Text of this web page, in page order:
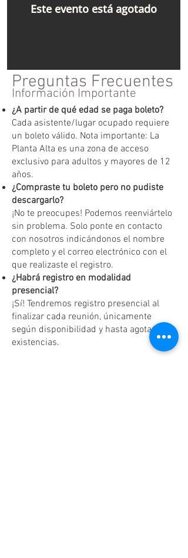
Este evento está agotado
Preguntas Frecuentes
Información Importante
¿A partir de qué edad se paga boleto?
Cada asistente/lugar ocupado requiere
un boleto válido. Nota importante: La
Planta Alta es una zona de acceso
exclusivo para adultos y mayores de 12
años.
¿Compraste tu boleto pero no pudiste
descargarlo?
¡No te preocupes! Podemos reenviártelo
sin problema. Solo ponte en contacto
con nosotros indicándonos el nombre
completo y el correo electrónico con el
que realizaste el registro.
¿Habrá registro en modalidad
presencial?
¡Sí! Tendremos registro presencial al
finalizar cada reunión, únicamente
según disponibilidad y hasta agotar
existencias.